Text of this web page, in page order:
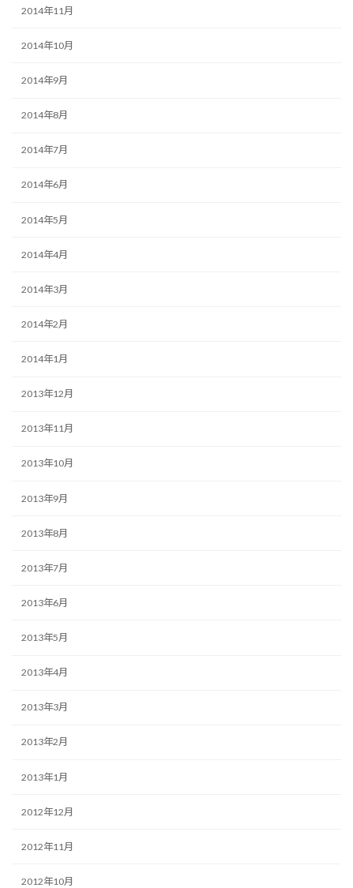
2014年11月
2014年10月
2014年9月
2014年8月
2014年7月
2014年6月
2014年5月
2014年4月
2014年3月
2014年2月
2014年1月
2013年12月
2013年11月
2013年10月
2013年9月
2013年8月
2013年7月
2013年6月
2013年5月
2013年4月
2013年3月
2013年2月
2013年1月
2012年12月
2012年11月
2012年10月